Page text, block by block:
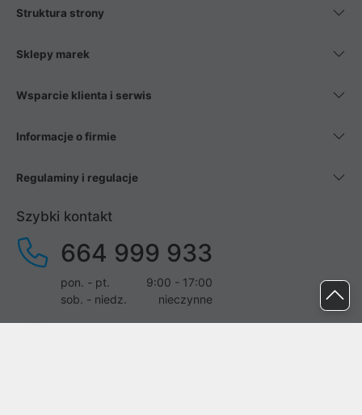
Struktura strony
Sklepy marek
Wsparcie klienta i serwis
Informacje o firmie
Regulaminy i regulacje
Szybki kontakt
664 999 933
pon. - pt.
9:00 - 17:00
sob. - niedz.
nieczynne